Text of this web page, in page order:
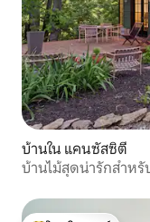
บ้านใน แคนซัสซิตี
บ้านไม้สุดน่ารักสำห